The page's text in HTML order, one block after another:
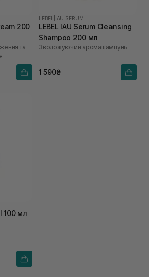
200
та
LEBEL IAU SERUM
LEBEL IAU Serum Cleansing
Shampoo 200 мл
Зволожуючий аромашампунь
1 590₴
100 мл